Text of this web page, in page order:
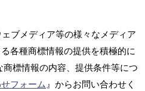
ブメディア等の様々なメディア
各種商標情報の提供を積極的に
標情報の内容、提供条件等につ
フォーム 』からお問い合わせく